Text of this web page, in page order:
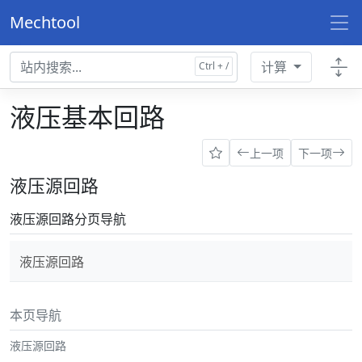
Mechtool
计算
液压基本回路
上一项 下一项
液压源回路
液压源回路分页导航
液压源回路
本页导航
液压源回路